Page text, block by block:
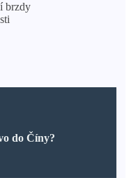
brzdy
do Číny?